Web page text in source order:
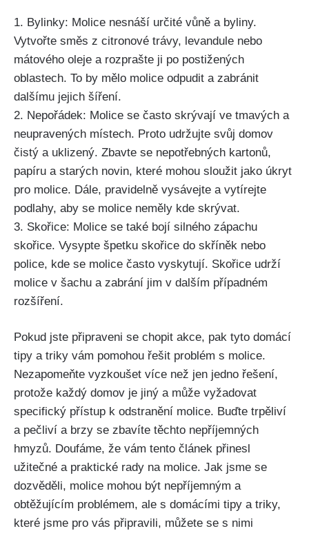
1. Bylinky: Molice nesnáší určité vůně a byliny.
Vytvořte směs z citronové trávy, levandule nebo
mátového oleje a rozprašte ji po postižených
oblastech. To by mělo molice odpudit a zabránit
dalšímu jejich šíření.
2. Nepořádek: Molice se často skrývají ve tmavých a
neupravených místech. Proto udržujte svůj domov
čistý a uklizený. Zbavte ⁤se nepotřebných kartonů,
papíru a starých novin, které mohou sloužit jako úkryt
pro molice. Dále, pravidelně vysávejte a vytírejte
podlahy, aby se ​molice neměly kde skrývat.
3. Skořice: Molice se ‌také ⁣bojí silného‌ zápachu
skořice. Vysypte špetku skořice ‍do skříněk nebo
police, ​kde se molice často vyskytují. Skořice udrží
molice v šachu a zabrání jim v dalším případném
rozšíření.
Pokud jste připraveni se‍ chopit ‍akce, pak⁣ tyto domácí
tipy a triky vám pomohou řešit problém s molice.
Nezapomeňte vyzkoušet více než ⁢jen jedno řešení,
protože každý domov je jiný a může vyžadovat
specifický přístup k odstranění molice. ​Buďte trpěliví
a pečliví a brzy se zbavíte těchto nepříjemných
hmyzů. ​Doufáme, že vám tento článek přinesl
užitečné a praktické rady na molice. Jak jsme se
dozvěděli, molice mohou být nepříjemným‌ a
obtěžujícím problémem, ale s ‌domácími tipy a triky,
které jsme pro vás připravili,‌ můžete se s nimi